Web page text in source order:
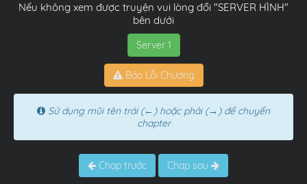
Nếu không xem được truyện vui lòng đổi "SERVER HÌNH"
bên dưới
Server 1
Báo Lỗi Chương
Sử dụng mũi tên trái (←) hoặc phải (→) để chuyển
chapter
Chap trước Chap sau